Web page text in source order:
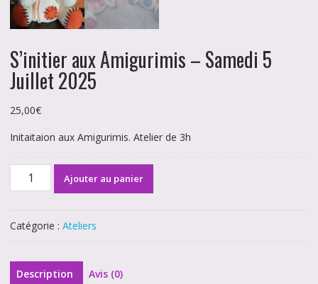
S’initier aux Amigurimis – Samedi 5
Juillet 2025
25,00€
Initaitaion aux Amigurimis. Atelier de 3h
quantité
Amigurimis
Samedi
Ajouter au panier
Catégorie : Ateliers
Description Avis (0)